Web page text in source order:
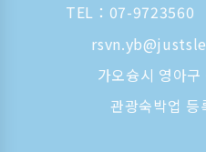
TEL： 07-9723560
가오슝시 영아
관광숙박업